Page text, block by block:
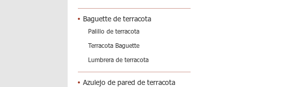
Baguette de terracota
Palillo de terracota
Terracota Baguette
Lumbrera de terracota
Azulejo de pared de terracota